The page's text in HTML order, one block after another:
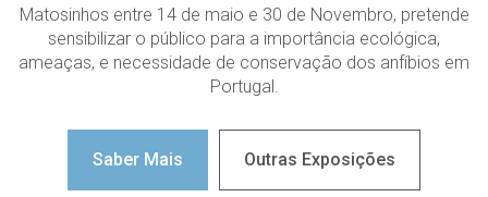
Matosinhos entre 14 de maio e 30 de Novembro, pretende
sensibilizar o público para a importância ecológica,
ameaças, e necessidade de conservação dos anfíbios em
Portugal.
Saber Mais Outras Exposições